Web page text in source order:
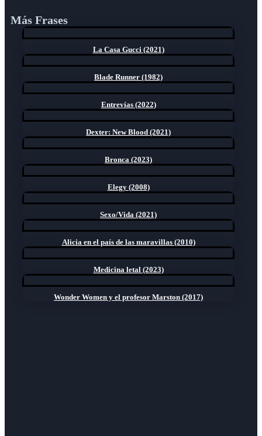
Más Frases
La Casa Gucci (2021)
Blade Runner (1982)
Entrevías (2022)
Dexter: New Blood (2021)
Bronca (2023)
Elegy (2008)
Sexo/Vida (2021)
Alicia en el país de las maravillas (2010)
Medicina letal (2023)
Wonder Women y el profesor Marston (2017)